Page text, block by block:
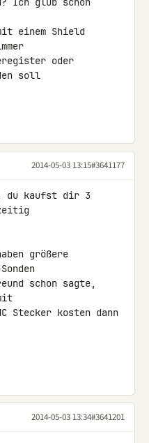
einem Shield
oder
soll
2014-05-03 13:15#3641177
du kaufst dir 3
größere
schon sagte,
Stecker kosten dann
2014-05-03 13:34#3641201